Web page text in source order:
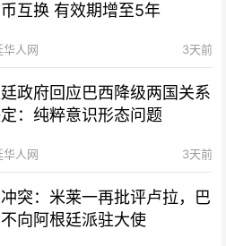
互换 有效期增至5年
华人网 3天前
政府回应巴西降级两国关系
：纯粹意识形态问题
华人网 3天前
突：米莱一再批评卢拉，巴
向阿根廷派驻大使